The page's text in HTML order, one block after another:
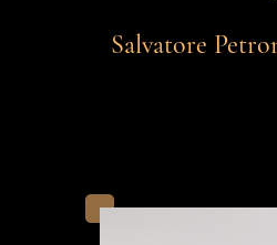
Salvatore